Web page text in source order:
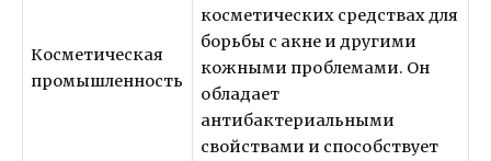
Косметическая
промышленность
косметических средствах для
борьбы с акне и другими
кожными проблемами. Он
обладает
антибактериальными
свойствами и способствует